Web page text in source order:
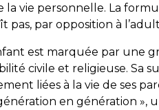
vie personnelle. La
pas, par opposition à
est marquée par une
civile et religieuse. Sa
liées à la vie de ses
en génération »,